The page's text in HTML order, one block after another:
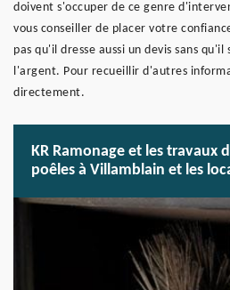
doivent s'occuper de ce genre
vous conseiller de placer votre
pas qu'il dresse aussi un devis sans
l'argent. Pour recueillir d'autres
directement.
KR Ramonage et les travaux
poêles à Villamblain et les